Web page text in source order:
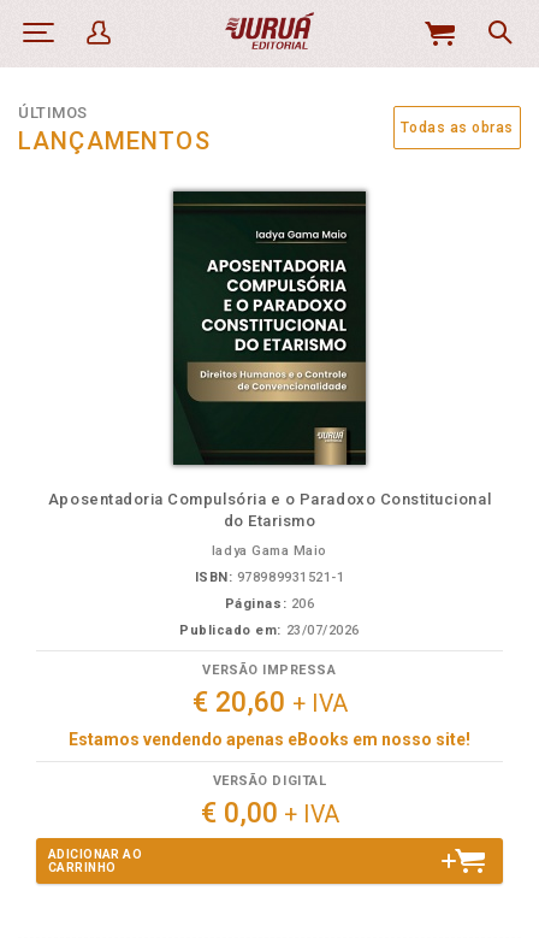
MEU
ÚLTIMOS
LANÇAMENTOS Todas as obras
Aposentadoria Compulsória e o Paradoxo Constitucional
do Etarismo
Iadya Gama Maio
ISBN: 978989931521-1
Páginas: 206
Publicado em: 23/07/2026
VERSÃO IMPRESSA
€ 20,60 + IVA
Estamos vendendo apenas eBooks em nosso site!
VERSÃO DIGITAL
€ 0,00 + IVA
ADICIONAR AO
CARRINHO